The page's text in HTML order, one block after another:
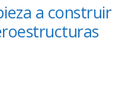
a construir